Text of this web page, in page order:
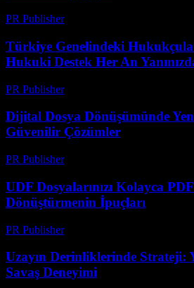
PR Publisher-
Türkiye Genelindeki
Hukuki Destek Her An
PR Publisher-
Dijital Dosya Dönüşümünde
Güvenilir Çözümler
PR Publisher-
UDF Dosyalarınızı Kolayca
Dönüştürmenin İpuçları
PR Publisher-
Uzayın Derinliklerinde Strateji:
Savaş Deneyimi